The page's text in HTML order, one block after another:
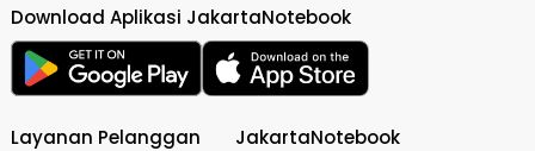
Download Aplikasi JakartaNotebook
Layanan Pelanggan JakartaNotebook